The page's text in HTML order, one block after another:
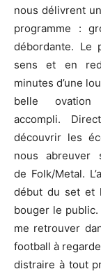
nous délivrent
programme :
débordante. Le
sens et en
minutes d’une
belle
accompli.
découvrir les
nous abreuver
de Folk/Metal.
début du set et
bouger le public.
me retrouver
football à
distraire à tout